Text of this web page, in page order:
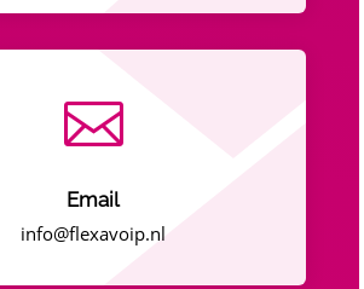

Email
info@flexavoip.nl